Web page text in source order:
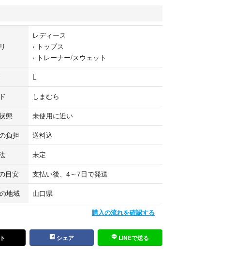
合があります。
い。
ネイビートレーナー
付き
ルーネック
ありがとうございます。
無印#アメリカンホリック#サマンサモスモス#グロー
リップ#アクシーズファム#グローバルワーク
ビー系
レディース
› トップス
› トレーナー/スウェット
L
しまむら
態
未使用に近い
負担
送料込
未定
目安
支払い後、4～7日で発送
地域
山口県
購入の流れを確認する
シェア LINEで送る